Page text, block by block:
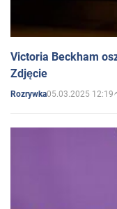
Victoria Beckham
Zdjęcie
Rozrywka05.03.2025 12:19